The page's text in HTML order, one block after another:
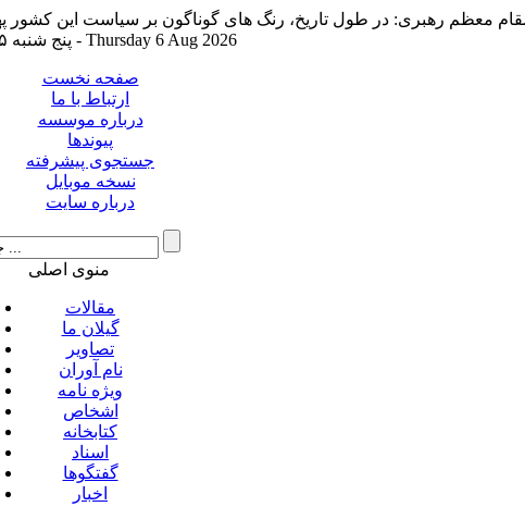
پنج شنبه ۱۵ مرداد ۱۴۰۵ - Thursday 6 Aug 2026
صفحه نخست
ارتباط با ما
درباره موسسه
پیوندها
جستجوی پیشرفته
نسخه موبایل
درباره سایت
منوی اصلی
مقالات
گیلان ما
تصاویر
نام آوران
ویژه نامه
اشخاص
کتابخانه
اسناد
گفتگوها
اخبار